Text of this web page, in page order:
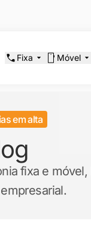
Fixa Móvel
em alta
fixa e